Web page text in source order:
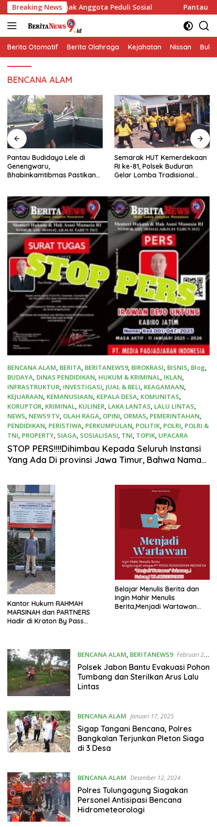
Langsung
ke
konten
Breaking News
Ajak Anggota Peduli Sosial Pantau Budidaya Lele di
Berita Otomotif Berita Olahraga Kejahatan Nissan
BENCANA ALAM
Pantau Budidaya Lele di
Genengwaru,
Bhabinkamtibmas Pastikan
Semarak HUT Kemerdekaan
RI ke-81, Polsek Buduran
Gelar Lomba Tradisional
BENCANA ALAM, BERITA, BERITANEWS9, BIROKRASI, BISNIS, Blog,
BUDAYA, DINAS PENDIDIKAN, HUKUM & KRIMINAL, IKLAN,
INFRASTRUKTUR, INVESTIGASI, JUAL & BELI, KEAGAMAAN,
KEJUARAAN, KEMANUSIAAN, KEPALA DESA, KOMUNITAS,
KORUPTOR, KRIMINAL, KULINER, LAKA LANTAS, LALU LINTAS,
NEWS, NEWS9 TV, OLAH RAGA, OPINI, ORMAS, PEMERINTAHAN,
PENDIDIKAN, PERISTIWA, PERKUMPULAN, POLITIK, POLRI, POLRI &
TNI, PROPERTY, SIAGA, SOSIALISASI, TNI, TOPIK, UPACARA
Juli 21, 2025
STOP PERS!!!!Dihimbau Kepada Seluruh Instansi
Yang Ada Di provinsi Jawa Timur, Bahwa Nama
Beritanews9.id
Kantor Hukum RAHMAH
MARSINAH dan PARTNERS
Hadir di Kraton By Pass
Belajar Menulis Berita dan
Ingin Mahir Menulis
Berita,Menjadi Wartawan
BENCANA ALAM, BERITANEWS9 Februari 2,
2025
Polsek Jabon Bantu Evakuasi Pohon
Tumbang dan Sterilkan Arus Lalu
Lintas
BENCANA ALAM Januari 17, 2025
Sigap Tangani Bencana, Polres
Bangkalan Terjunkan Pleton Siaga
di 3 Desa
BENCANA ALAM Desember 12, 2024
Polres Tulungagung Siagakan
Personel Antisipasi Bencana
Hidrometeorologi